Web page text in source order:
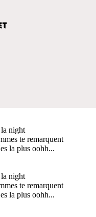
night
te remarquent
la plus oohh...
night
te remarquent
la plus oohh...